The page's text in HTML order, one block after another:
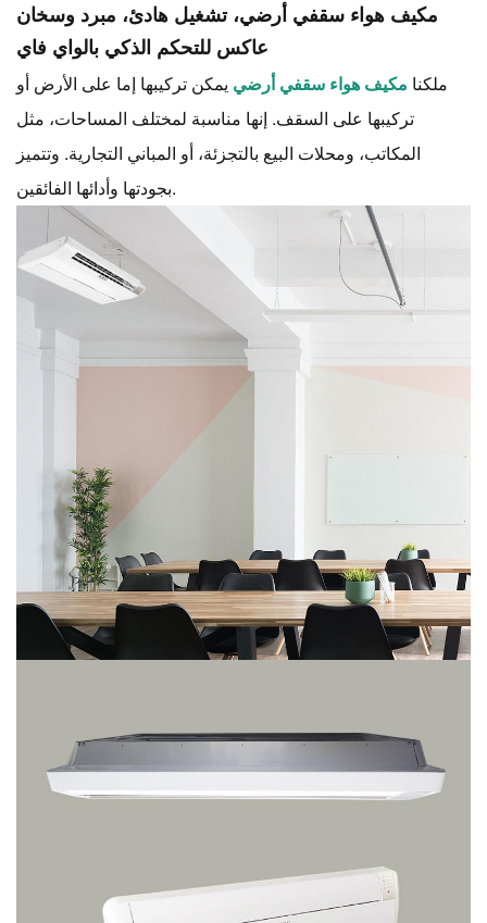
مكيف هواء سقفي أرضي، تشغيل هادئ، مبرد وسخان
عاكس للتحكم الذكي بالواي فاي
ملكنا مكيف هواء سقفي أرضي يمكن تركيبها إما على الأرض أو
تركيبها على السقف. إنها مناسبة لمختلف المساحات، مثل
المكاتب، ومحلات البيع بالتجزئة، أو المباني التجارية. وتتميز
بجودتها وأدائها الفائقين.